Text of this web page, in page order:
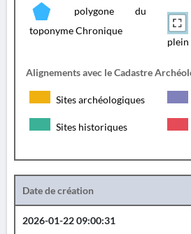
polygone du
toponyme Chronique
plein
Alignements avec le Cadastre
Sites archéologiques
Sites historiques
Date de création
2026-01-22 09:00:31